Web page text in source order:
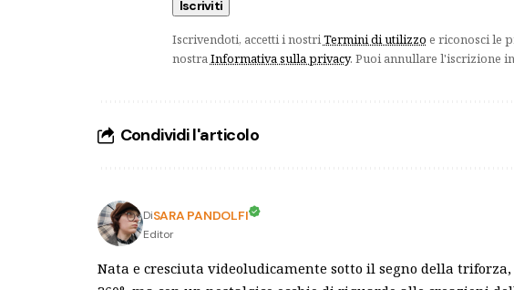
Iscrivendoti, accetti i nostriTermini di utilizzo e riconosci le
nostraInformativa sulla privacy. Puoi annullare l'iscrizione
Condividi l'articolo
DiSARA PANDOLFI
Editor
Nata e cresciuta videoludicamente sotto il segno della